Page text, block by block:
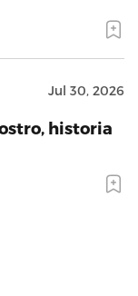
Jul 30, 2026
historia